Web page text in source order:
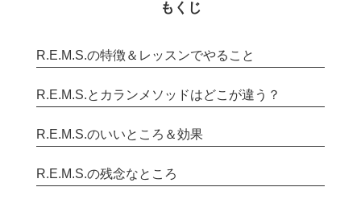
もくじ
R.E.M.S.の特徴＆レッスンでやること
R.E.M.S.とカランメソッドはどこが違う？
R.E.M.S.のいいところ＆効果
R.E.M.S.の残念なところ